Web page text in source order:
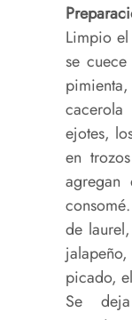
Limpio
se
ejotes,
en
de
picado,
Se